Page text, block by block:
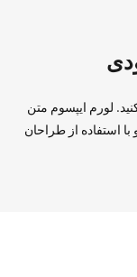
لورم ایپسوم متن
استفاده از طراحان